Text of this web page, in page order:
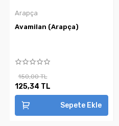
Arapça
Avamilan (Arapça)
150,00 TL
125,34 TL
Sepete Ekle